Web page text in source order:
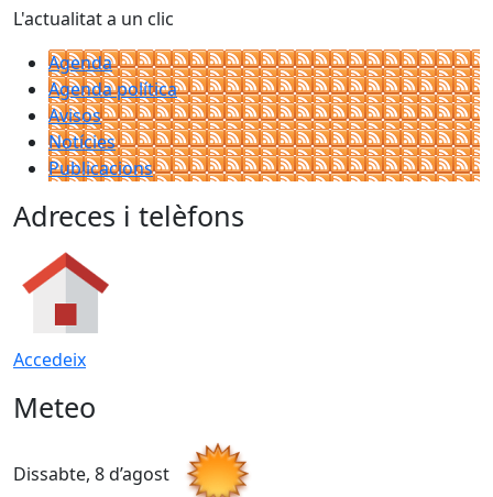
L'actualitat a un clic
Agenda
Agenda política
Avisos
Notícies
Publicacions
Adreces i telèfons
Accedeix
Meteo
Dissabte, 8 d’agost